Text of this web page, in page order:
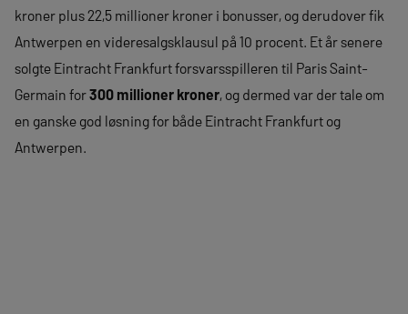
kroner plus 22,5 millioner kroner i bonusser, og derudover fik
Antwerpen en videresalgsklausul på 10 procent. Et år senere
solgte Eintracht Frankfurt forsvarsspilleren til Paris Saint-
Germain for300 millioner kroner, og dermed var der tale om
en ganske god løsning for både Eintracht Frankfurt og
Antwerpen.